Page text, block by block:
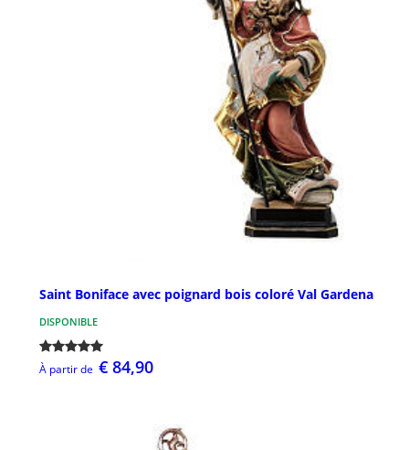
Saint Boniface avec poignard bois coloré Val Gardena
DISPONIBLE
À partir de € 84,90